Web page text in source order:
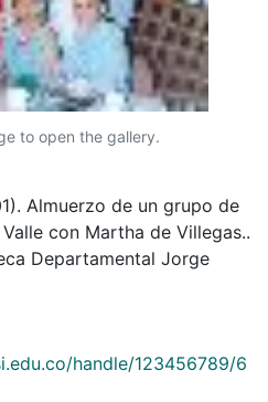
to open the gallery.
Almuerzo de un grupo de
con Martha de Villegas..
Departamental Jorge
handle/123456789/6